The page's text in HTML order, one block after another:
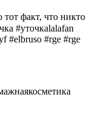
факт, что никто
#уточкаlalafan
#elbruso #rge #rge